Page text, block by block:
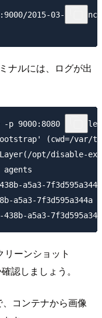
2015-03-31/
ナルには、ログが出
9000:8080 example
(cwd=/var/
opt/
agents
a5a3-
a5a3-7f3d595a344a
ーンショット
認しましょう。
コンテナから画像